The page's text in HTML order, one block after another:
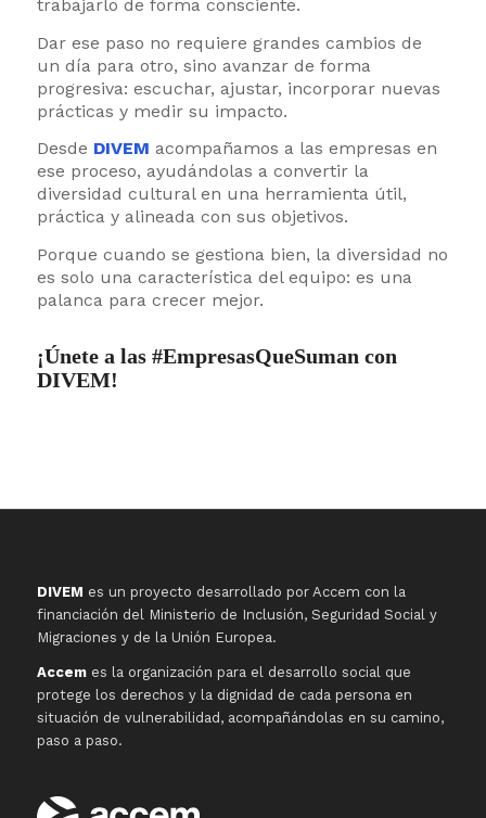
trabajarlo de forma consciente.
Dar ese paso no requiere grandes cambios de
un día para otro, sino avanzar de forma
progresiva: escuchar, ajustar, incorporar nuevas
prácticas y medir su impacto.
Desde DIVEM acompañamos a las empresas en
ese proceso, ayudándolas a convertir la
diversidad cultural en una herramienta útil,
práctica y alineada con sus objetivos.
Porque cuando se gestiona bien, la diversidad no
es solo una característica del equipo: es una
palanca para crecer mejor.
¡Únete a las #EmpresasQueSuman con
DIVEM!
DIVEM es un proyecto desarrollado por Accem con la
financiación del Ministerio de Inclusión, Seguridad Social y
Migraciones y de la Unión Europea.
Accemes la organización para el desarrollo social que
protege los derechos y la dignidad de cada persona en
situación de vulnerabilidad, acompañándolas en su camino,
paso a paso.